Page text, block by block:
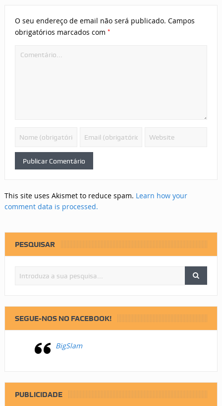
O seu endereço de email não será publicado. Campos
obrigatórios marcados com *
This site uses Akismet to reduce spam. Learn how your
comment data is processed.
PESQUISAR
SEGUE-NOS NO FACEBOOK!
BigSlam
PUBLICIDADE